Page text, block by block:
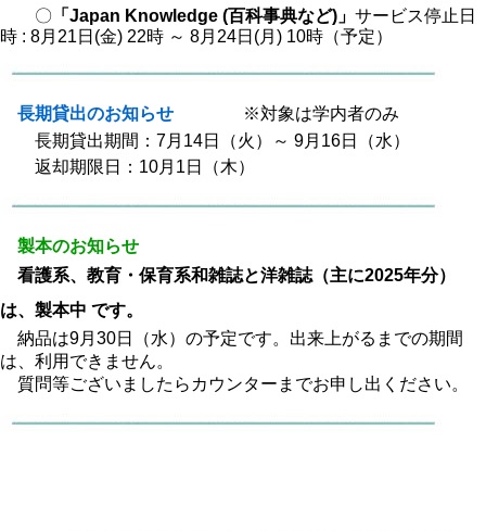
〇 「Japan Knowledge (百科事典など)」 サービス停止日
時 : 8月21日(金) 22時 ～ 8月24日(月) 10時（予定）
長期貸出のお知らせ ※対象は学内者のみ
長期貸出期間：7月14日（火）～ 9月16日（水）
返却期限日：10月1日（木）
製本のお知らせ
看護系、教育・保育系和雑誌と洋雑誌（主に2025年分）
は、製本中 です。
納品は9月30日（水）の予定です。出来上がるまでの期間
は、利用できません。
質問等ございましたらカウンターまでお申し出ください。